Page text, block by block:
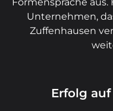
Unternehmen,
Zuffenhausen
Erfolg